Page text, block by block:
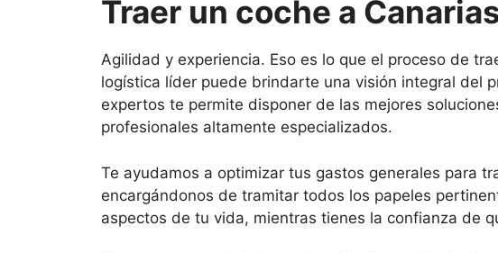
Traer un coche a
Agilidad y experiencia. Eso es lo que el proceso de
logística líder puede brindarte una visión integral del
expertos te permite disponer de las mejores
profesionales altamente especializados.
Te ayudamos a optimizar tus gastos generales para
encargándonos de tramitar todos los papeles
aspectos de tu vida, mientras tienes la confianza de